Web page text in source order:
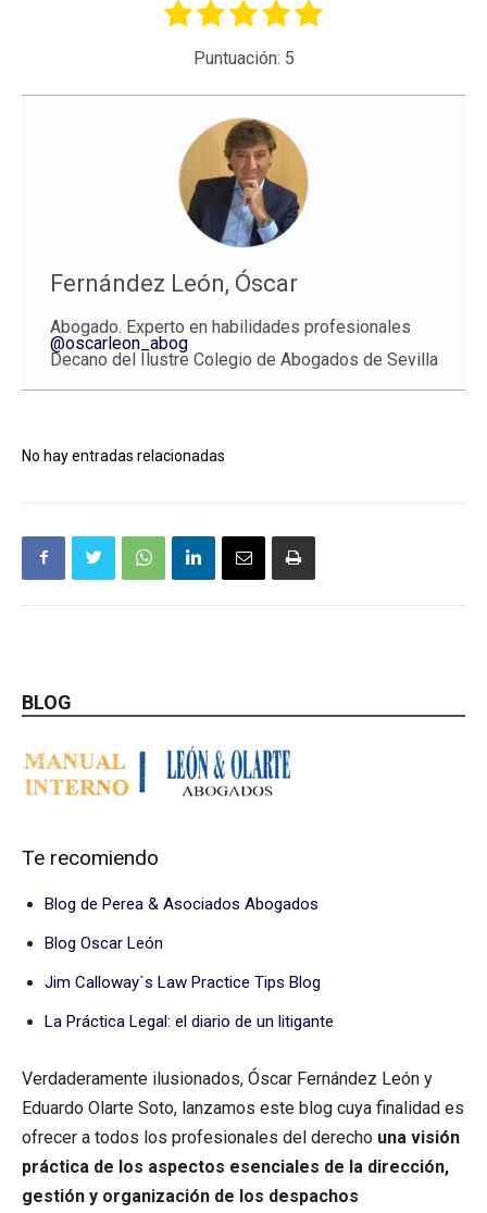
Puntuación: 5
Fernández León, Óscar
Abogado. Experto en habilidades profesionales
@oscarleon_abog
Decano del Ilustre Colegio de Abogados de Sevilla
No hay entradas relacionadas
BLOG
Te recomiendo
Blog de Perea & Asociados Abogados
Blog Oscar León
Jim Calloway´s Law Practice Tips Blog
La Práctica Legal: el diario de un litigante
Verdaderamente ilusionados, Óscar Fernández León y
Eduardo Olarte Soto, lanzamos este blog cuya finalidad es
ofrecer a todos los profesionales del derecho una visión
práctica de los aspectos esenciales de la dirección,
gestión y organización de los despachos